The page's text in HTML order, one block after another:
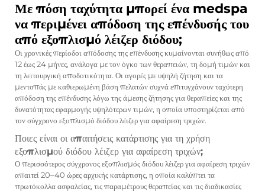
Με πόση ταχύτητα μπορεί ένα medspa
να περιμένει απόδοση της επένδυσής του
από εξοπλισμό λέιζερ διόδου;
Οι χρονικές περίοδοι απόδοσης της επένδυσης κυμαίνονται συνήθως από
12 έως 24 μήνες, ανάλογα με τον όγκο των θεραπειών, τη δομή τιμών και
τη λειτουργική αποδοτικότητα. Οι αγορές με υψηλή ζήτηση και τα
μεντσπάς με καθιερωμένη βάση πελατών συχνά επιτυγχάνουν ταχύτερη
απόδοση της επένδυσης λόγω της άμεσης ζήτησης για θεραπείες και της
δυνατότητας εφαρμογής υψηλότερων τιμών, η οποία υποστηρίζεται από
τον σύγχρονο εξοπλισμό διόδου λέιζερ για αφαίρεση τριχών.
Ποιες είναι οι απαιτήσεις κατάρτισης για τη χρήση
εξοπλισμού διόδου λέιζερ για αφαίρεση τριχών;
Ο περισσότερος σύγχρονος εξοπλισμός διόδου λέιζερ για αφαίρεση τριχών
απαιτεί 20–40 ώρες αρχικής κατάρτισης, η οποία καλύπτει τα
πρωτόκολλα ασφαλείας, τις παραμέτρους θεραπείας και τις διαδικασίες